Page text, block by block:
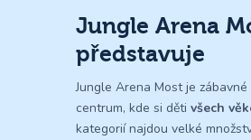
Jungle Arena
představuje
Jungle Arena Most je
centrum, kde si děti všech
kategorií najdou velké